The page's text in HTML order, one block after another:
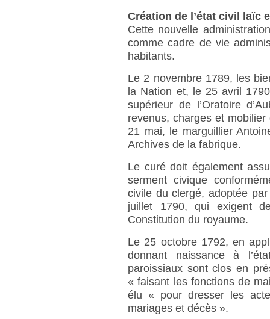
Création de l’état civil laïc
Cette nouvelle
comme cadre de vie
habitants.
Le 2 novembre 1789, les
la Nation et, le 25 avril
supérieur de l’Oratoire
revenus, charges et
21 mai, le marguillier
Archives de la fabrique.
Le curé doit également
serment civique
civile du clergé, adoptée
juillet 1790, qui exigent
Constitution du royaume.
Le 25 octobre 1792, en
donnant naissance à
paroissiaux sont clos en
« faisant les fonctions de
élu « pour dresser les
mariages et décès ».